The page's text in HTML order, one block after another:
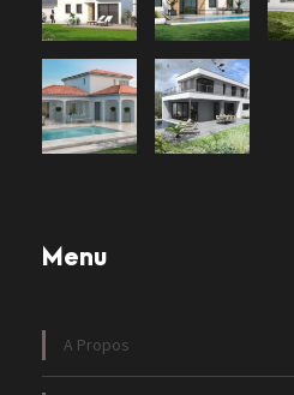
Menu
A Propos